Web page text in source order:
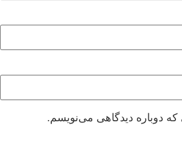
که دوباره دیدگاهی می‌نویسم.